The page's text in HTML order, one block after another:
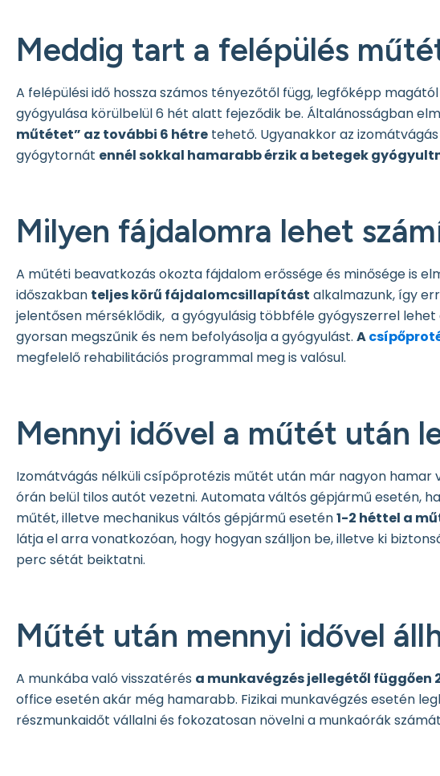
Meddig tart a felépülés
A felépülési idő hossza számos tényezőtől függ, legfőképp
gyógyulása körülbelül 6 hét alatt fejeződik be. Általánosságban
műtétet” az további 6 hétre tehető. Ugyanakkor az
gyógytornát ennél sokkal hamarabb érzik a betegek
Milyen fájdalomra lehet
A műtéti beavatkozás okozta fájdalom erőssége és minősége is
időszakban teljes körű fájdalomcsillapítást alkalmazunk, így
jelentősen mérséklődik, a gyógyulásig többféle gyógyszerrel
gyorsan megszűnik és nem befolyásolja a gyógyulást. A
megfelelő rehabilitációs programmal meg is valósul.
Mennyi idővel a műtét után
Izomátvágás nélküli csípőprotézis műtét után már nagyon
órán belül tilos autót vezetni. Automata váltós gépjármű esetén,
műtét, illetve mechanikus váltós gépjármű esetén1-2 héttel a
látja el arra vonatkozóan, hogy hogyan szálljon be, illetve ki
perc sétát beiktatni.
Műtét után mennyi idővel
A munkába való visszatérés a munkavégzés jellegétől függően
office esetén akár még hamarabb. Fizikai munkavégzés esetén
részmunkaidőt vállalni és fokozatosan növelni a munkaórák